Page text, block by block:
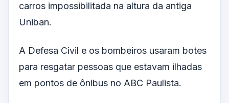
carros impossibilitada na altura da antiga
Uniban.
A Defesa Civil e os bombeiros usaram botes
para resgatar pessoas que estavam ilhadas
em pontos de ônibus no ABC Paulista.